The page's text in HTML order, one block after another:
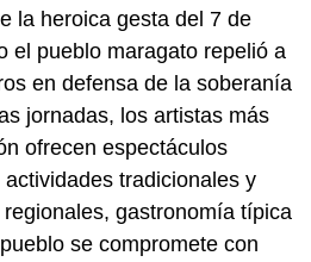
la heroica gesta del 7 de
el pueblo maragato repelió a
en defensa de la soberanía
jornadas, los artistas más
ofrecen espectáculos
tradicionales y
gastronomía típica
se compromete con